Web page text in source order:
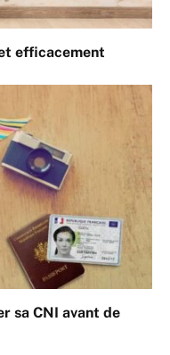
efficacement
sa CNI avant de